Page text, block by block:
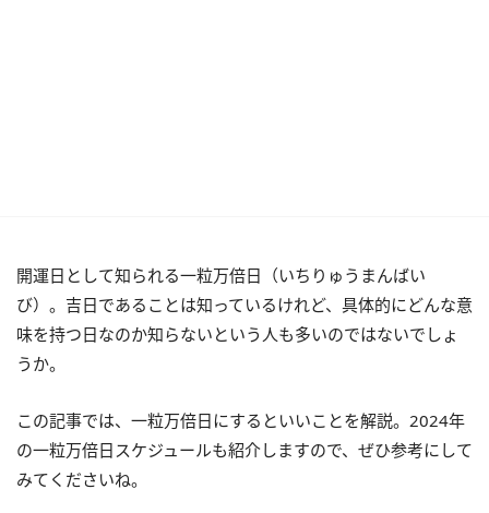
開運日として知られる一粒万倍日（いちりゅうまんばい
び）。吉日であることは知っているけれど、具体的にどんな意
味を持つ日なのか知らないという人も多いのではないでしょ
うか。
この記事では、一粒万倍日にするといいことを解説。2024年
の一粒万倍日スケジュールも紹介しますので、ぜひ参考にして
みてくださいね。